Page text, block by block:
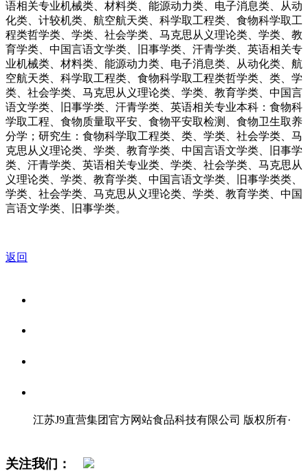
语相关专业机械类、材料类、能源动力类、电子消息类、从动
化类、计较机类、航空航天类、科学取工程类、食物科学取工
程类哲学类、学类、社会学类、马克思从义理论类、学类、教
育学类、中国言语文学类、旧事学类、汗青学类、英语相关专
业机械类、材料类、能源动力类、电子消息类、从动化类、航
空航天类、科学取工程类、食物科学取工程类哲学类、类、学
类、社会学类、马克思从义理论类、学类、教育学类、中国言
语文学类、旧事学类、汗青学类、英语相关专业本科：食物科
学取工程、食物质量取平安、食物平安取检测、食物卫生取养
分学；研究生：食物科学取工程类、类、学类、社会学类、马
克思从义理论类、学类、教育学类、中国言语文学类、旧事学
类、汗青学类、英语相关专业类、学类、社会学类、马克思从
义理论类、学类、教育学类、中国言语文学类、旧事学类类、
学类、社会学类、马克思从义理论类、学类、教育学类、中国
言语文学类、旧事学类。
返回
江苏J9直营集团官方网站食品科技有限公司 版权所有·
关注我们：